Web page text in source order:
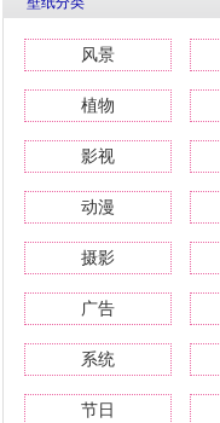
风景
植物
影视
动漫
摄影
广告
系统
节日